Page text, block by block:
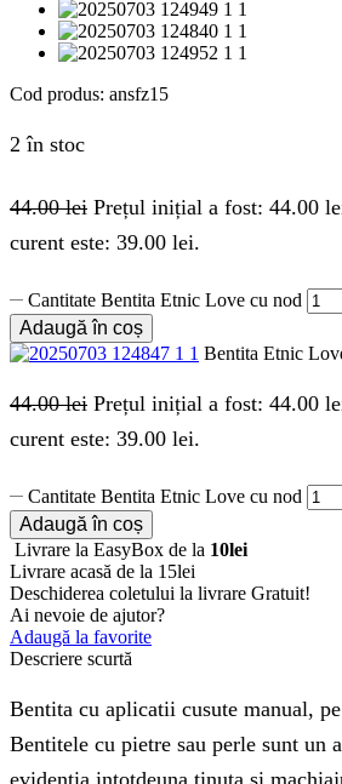
Cod produs: ansfz15
2 în stoc
44.00lei Prețul inițial a fost: 44.00
curent este: 39.00 lei.
Cantitate Bentita Etnic Love cu nod
Adaugă în coș
Bentita Etnic
44.00lei Prețul inițial a fost: 44.00
curent este: 39.00 lei.
Cantitate Bentita Etnic Love cu nod
Adaugă în coș
Livrare la EasyBox de la 10lei
Livrare acasă de la 15lei
Deschiderea coletului la livrare Gratuit!
Ai nevoie de ajutor?
Adaugă la favorite
Descriere scurtă
Bentita cu aplicatii cusute manual,
Bentitele cu pietre sau perle sunt un